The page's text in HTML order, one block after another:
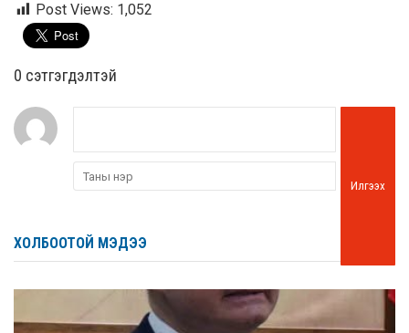
Post Views: 1,052
0 cэтгэгдэлтэй
Илгээх
ХОЛБООТОЙ МЭДЭЭ